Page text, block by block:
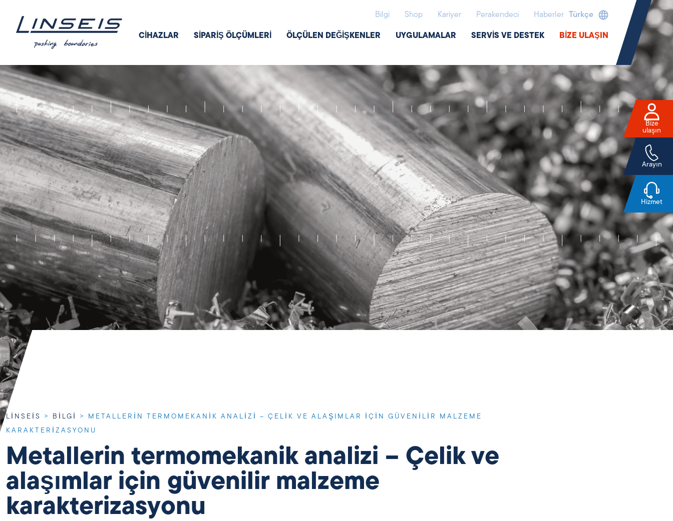
Bilgi Shop Kariyer Perakendeci Haberler Türkçe
CİHAZLAR SIPARIŞ ÖLÇÜMLERI ÖLÇÜLEN DEĞIŞKENLER UYGULAMALAR SERVIS VE DESTEK BIZE ULAŞIN
LINSEIS > BILGI > METALLERIN TERMOMEKANIK ANALIZI – ÇELIK VE ALAŞIMLAR IÇIN GÜVENILIR MALZEME
KARAKTERIZASYONU
Metallerin termomekanik analizi – Çelik ve
alaşımlar için güvenilir malzeme
karakterizasyonu
Bize
ulaşın
Arayın
Hizmet